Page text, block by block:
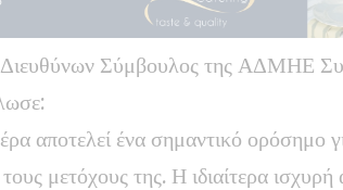
Σύμβουλος της ΑΔΜΗΕ
αποτελεί ένα σημαντικό
μετόχους της. Η ιδιαίτερα